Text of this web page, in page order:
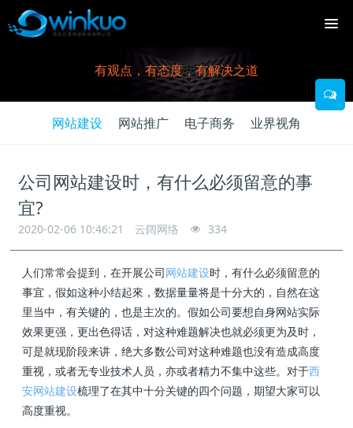
有观点，有态度，有解决之道
网站建设 网站推广 电子商务 业界视角
公司网站建设时，有什么必须留意的事
宜?
2020-02-06 10:46:21 云阔网络 334
人们常常会提到，在开展公司网站建设时，有什么必须留意的
事宜，假如这种小结起來，数据量量将是十分大的，自然在这
里当中，有关键的，也是主次的。假如公司要想自身网站实际
效果更强，更出色得话，对这种难题解决也就必须更为及时，
可是就现阶段来讲，绝大多数公司对这种难题也没有造成高度
重视，或者无专业技术人员，亦或者精力不集中这些。对于西
安网站建设梳理了在其中十分关键的四个问题，期望大家可以
高度重视。